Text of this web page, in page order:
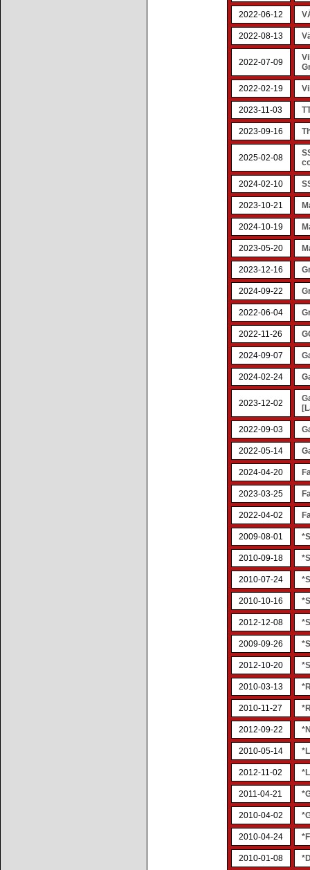
2022-06-12
2022-08-13
2022-07-09
2022-02-19
2023-11-03
2023-09-16
2025-02-08
2024-02-10
2023-10-21
2024-10-19
2023-05-20
2023-12-16
2024-09-22
2022-06-04
2022-11-26
2024-09-07
2024-02-24
2023-12-02
2022-09-03
2022-05-14
2024-04-20
2023-03-25
2022-04-02
2009-08-01
2010-09-18
2010-07-24
2010-10-16
2012-12-08
2009-09-26
2012-10-20
2010-03-13
2010-11-27
2012-09-22
2010-05-14
2012-11-02
2011-04-21
2010-04-02
2010-04-24
2010-01-08